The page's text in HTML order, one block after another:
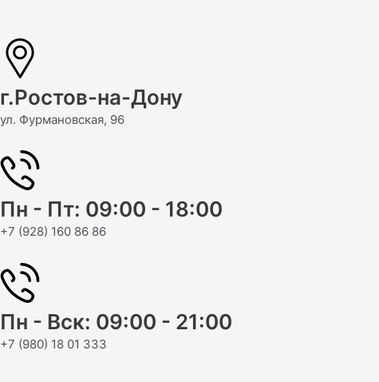
содержимому
г.Ростов-на-Дону
ул. Фурмановская, 96
Пн - Пт: 09:00 - 18:00
+7 (928) 160 86 86
Пн - Вск: 09:00 - 21:00
+7 (980) 18 01 333